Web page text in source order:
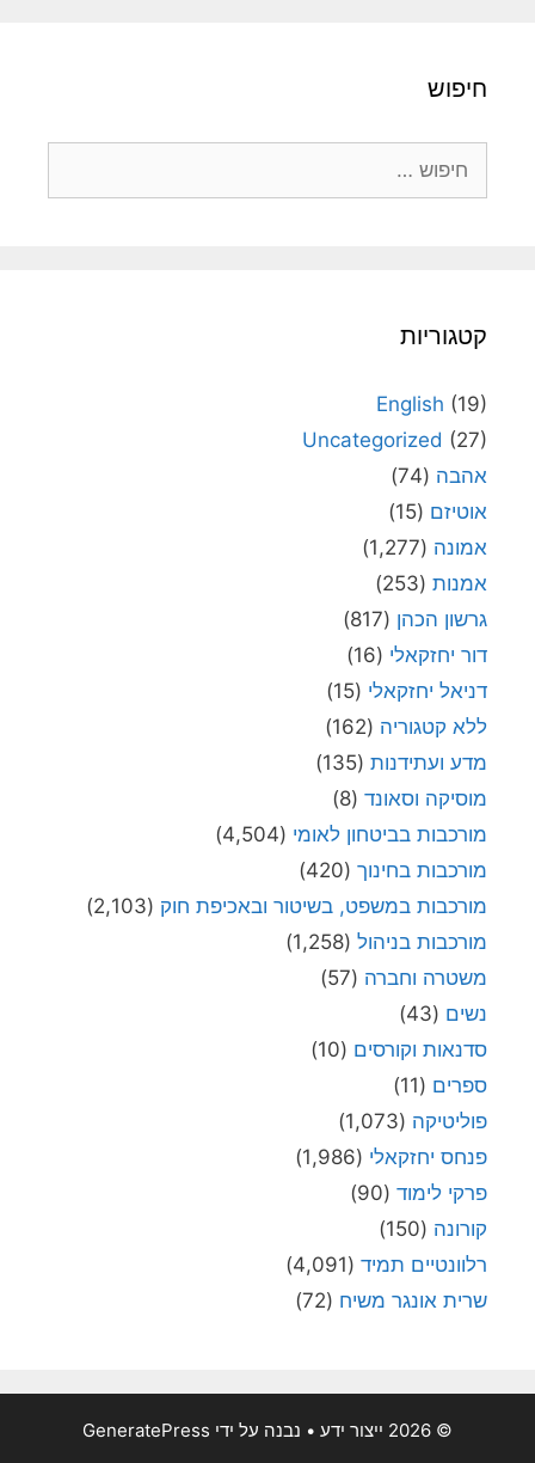
חיפוש
קטגוריות
English (19)
Uncategorized (27)
אהבה (74)
אוטיזם (15)
אמונה (1,277)
אמנות (253)
גרשון הכהן (817)
דור יחזקאלי (16)
דניאל יחזקאלי (15)
ללא קטגוריה (162)
מדע ועתידנות (135)
מוסיקה וסאונד (8)
מורכבות בביטחון לאומי (4,504)
מורכבות בחינוך (420)
מורכבות במשפט, בשיטור ובאכיפת חוק (2,103)
מורכבות בניהול (1,258)
משטרה וחברה (57)
נשים (43)
סדנאות וקורסים (10)
ספרים (11)
פוליטיקה (1,073)
פנחס יחזקאלי (1,986)
פרקי לימוד (90)
קורונה (150)
רלוונטיים תמיד (4,091)
שרית אונגר משיח (72)
© 2026 ייצור ידע • נבנה על ידי GeneratePress